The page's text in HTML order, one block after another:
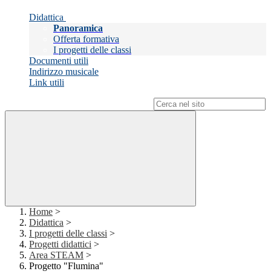
Didattica
Panoramica
Offerta formativa
I progetti delle classi
Documenti utili
Indirizzo musicale
Link utili
Home >
Didattica >
I progetti delle classi >
Progetti didattici >
Area STEAM >
Progetto "Flumina"